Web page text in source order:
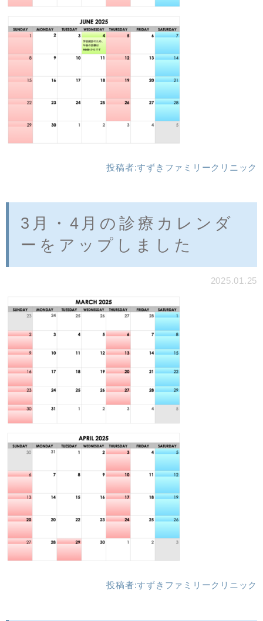
投稿者:すずきファミリークリニック
3月・4月の診療カレンダ
ーをアップしました
2025.01.25
投稿者:すずきファミリークリニック